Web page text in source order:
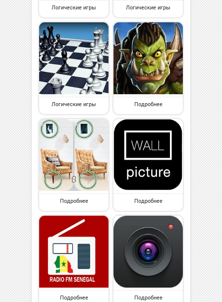
Логические игры Логические игры
Логические игры Подробнее
Подробнее Подробнее
Подробнее Подробнее